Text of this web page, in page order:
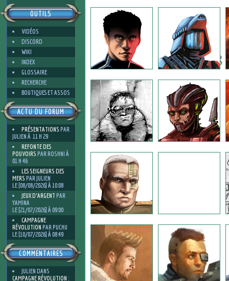
OUTILS
VIDÉOS
DISCORD
WIKI
INDEX
GLOSSAIRE
RECHERCHE
BOUTIQUES ET ASSOS
ACTU DU FORUM
PRÉSENTATIONS PAR
JULIEN À 11 H 29
REFONTE DES
POUVOIRS PAR ROSHNI À
01 H 46
LES SEIGNEURS DES
MERS PAR JULIEN
LE [08/08/2026] À 10:08
JEUX D'ARGENT PAR
YAMINA
LE [21/07/2026] À 09:00
CAMPAGNE
RÉVOLUTION PAR PUCHU
LE [10/07/2026] À 08:49
COMMENTAIRES
JULIEN DANS
CAMPAGNE RÉVOLUTION :
8